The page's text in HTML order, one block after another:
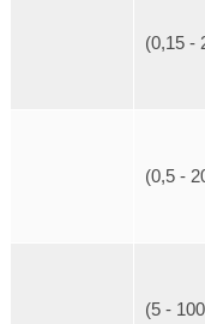
(0,15 -
(0,5 -
(5 -